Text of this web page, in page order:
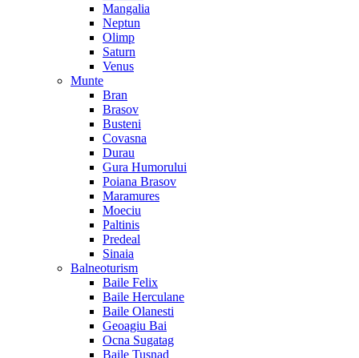
Mangalia
Neptun
Olimp
Saturn
Venus
Munte
Bran
Brasov
Busteni
Covasna
Durau
Gura Humorului
Poiana Brasov
Maramures
Moeciu
Paltinis
Predeal
Sinaia
Balneoturism
Baile Felix
Baile Herculane
Baile Olanesti
Geoagiu Bai
Ocna Sugatag
Baile Tusnad